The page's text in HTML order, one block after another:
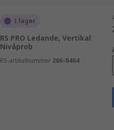
I lager
RS PRO Ledande, Vertikal
Nivåprob
RS-artikelnummer 266-0464